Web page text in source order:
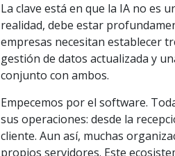
La clave está en que la IA no es
realidad, debe estar
empresas necesitan establecer
gestión de datos actualizada y
conjunto con ambos.
Empecemos por el software.
sus operaciones: desde la
cliente. Aun así, muchas
propios servidores. Este